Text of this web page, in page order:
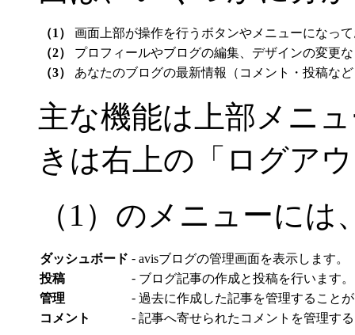
（1）
画面上部が操作を行うボタンやメニューになっ
（2）
プロフィールやブログの編集、デザインの変更
（3）
あなたのブログの最新情報（コメント・投稿な
主な機能は上部メニ
きは右上の「ログア
（1）のメニューに
ダッシュボード - avisブログの管理画面を表示します。
投稿
- ブログ記事の作成と投稿を行います
管理
- 過去に作成した記事を管理すること
コメント
- 記事へ寄せられたコメントを管理す